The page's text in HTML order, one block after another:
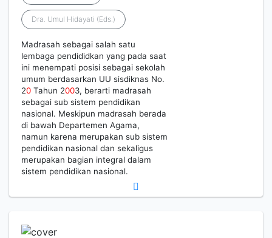
Dra. Umul Hidayati (Eds.)
Madrasah sebagai salah satu
lembaga pendididkan yang pada saat
ini menempati posisi sebagai sekolah
umum berdasarkan UU sisdiknas No.
20 Tahun 2003, berarti madrasah
sebagai sub sistem pendidikan
nasional. Meskipun madrasah berada
di bawah Departemen Agama,
namun karena merupakan sub sistem
pendidikan nasional dan sekaligus
merupakan bagian integral dalam
sistem pendidikan nasional.